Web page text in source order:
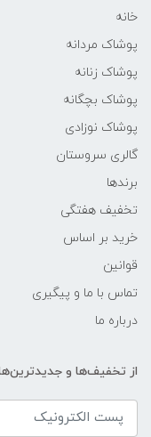
خانه
پوشاک مردانه
پوشاک زنانه
پوشاک بچگانه
پوشاک نوزادی
گالری سروستان
برندها
تخفیف هفتگی
خرید بر اساس
قوانین
تماس با ما و پیگیری
درباره ما
از تخفیف‌ها و